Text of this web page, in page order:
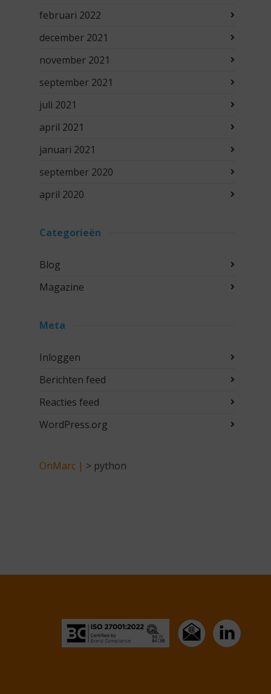
februari 2022
december 2021
november 2021
september 2021
juli 2021
april 2021
januari 2021
september 2020
april 2020
Categorieën
Blog
Magazine
Meta
Inloggen
Berichten feed
Reacties feed
WordPress.org
OnMarc | > python